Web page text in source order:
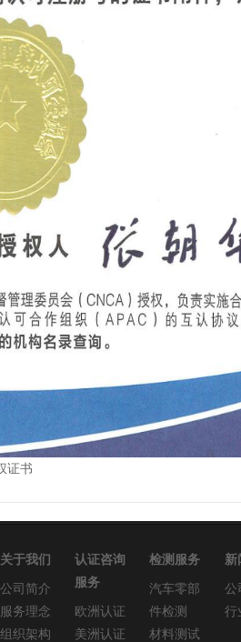
证书
关于我们
公司简介
服务理念
组织架构
认证咨询
服务
欧洲认证
美洲认证
检测服务
汽车零部
件检测
材料测试
新
公
行